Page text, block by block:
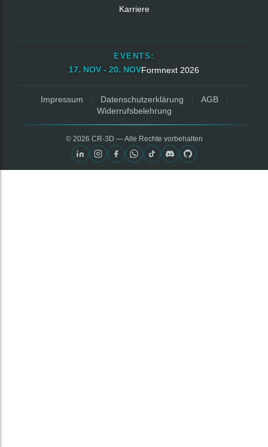
Karriere
EVENTS:
17. NOV - 20. NOVFormnext 2026
Impressum Datenschutzerklärung
AGB
Widerrufsbelehrung
© 2026 CR‑3D — Alle Rechte vorbehalten